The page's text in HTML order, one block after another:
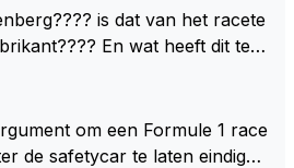
racen waarbij de ma
Als deze auto's g
beweerd. Dan kan hij
klasse laten zien en he
aan.
is dat van het racete
En wat heeft dit te
newey geworden?? Eerlijk
kop én het artikel niet echt.
om een Formule 1 race
de safetycar te laten eindigen